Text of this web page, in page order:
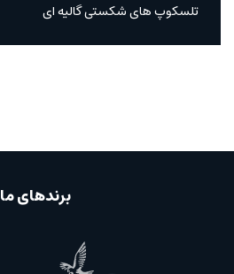
تلسکوپ های شکستی گالیه ای
برندهای ما